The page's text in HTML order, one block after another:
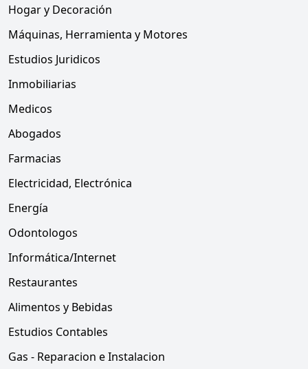
Hogar y Decoración
Máquinas, Herramienta y Motores
Estudios Juridicos
Inmobiliarias
Medicos
Abogados
Farmacias
Electricidad, Electrónica
Energía
Odontologos
Informática/Internet
Restaurantes
Alimentos y Bebidas
Estudios Contables
Gas - Reparacion e Instalacion